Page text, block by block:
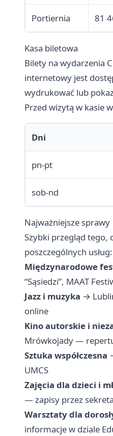
Portiernia 81
Kasa biletowa
Bilety na wydarzenia
internetowy jest
wydrukować lub
Przed wizytą w kasie
Dni
pn-pt
sob-nd
Najważniejsze sprawy
Szybki przegląd
poszczególnych usług:
Międzynarodowe
“Sąsiedzi”, MAAT
Jazz i muzyka →
online
Kino autorskie i
Mrówkojady —
Sztuka współczesna
UMCS
Zajęcia dla dzieci i
— zapisy przez
Warsztaty dla
informacje w dziale